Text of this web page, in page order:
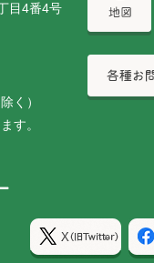
目4番4号
く）
す。